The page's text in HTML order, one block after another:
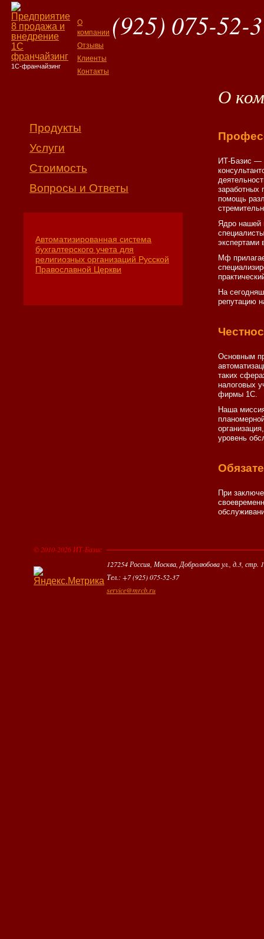
1С-франчайзинг
О
компании
Отзывы
Клиенты
Контакты
(925) 075-52-
Продукты
Услуги
Стоимость
Вопросы и Ответы
О
ИТ-Базис —
заработных
помощь
Ядро нашей
экспертами
Мф
На
репутацию
Основным
таких
налоговых
фирмы 1С.
Наша
уровень
При
Автоматизированная система
бухгалтерского учета для
религиозных организаций Русской
Православной Церкви
© 2010-2026 ИТ-Базис
127254 Россия, Москва, Добролюбова ул., д.3, стр. 1
Тел.: +7 (925) 075-52-37
service@mrcb.ru